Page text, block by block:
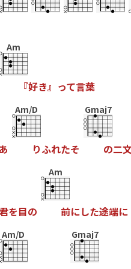
Am
『好き』 って言葉
あ
Am/D
りふれたそ
Gmaj7
の二
君を目の
Am
前にした途端に
Am/D Gmaj7